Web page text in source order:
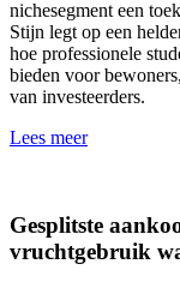
nichesegment een
Stijn legt op een
hoe professionele
bieden voor
van investeerders.
Lees meer
Gesplitste
vruchtgebruik